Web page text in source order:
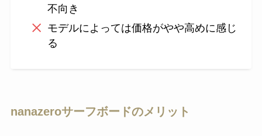
不向き
モデルによっては価格がやや高めに感じ
る
nanazeroサーフボードのメリット